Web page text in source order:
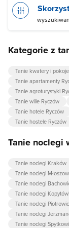
Kategorie z
Tanie kwatery i
Tanie apartamenty
Tanie agroturystyki
Tanie wille Ryczów
Tanie hotele Ryczów
Tanie hostele Ryczów
Tanie noclegi
Tanie noclegi Kraków
Tanie noclegi
Tanie noclegi
Tanie noclegi
Tanie noclegi
Tanie noclegi
Tanie noclegi